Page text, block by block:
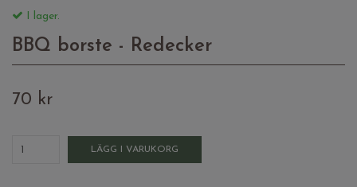
I lager.
BBQ borste - Redecker
70 kr
LÄGG I VARUKORG